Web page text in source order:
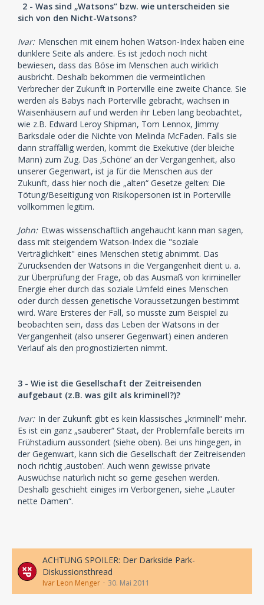
2 - Was sind „Watsons“ bzw. wie unterscheiden sie
sich von den Nicht-Watsons?
Ivar: Menschen mit einem hohen Watson-Index haben eine
dunklere Seite als andere. Es ist jedoch noch nicht
bewiesen, dass das Böse im Menschen auch wirklich
ausbricht. Deshalb bekommen die vermeintlichen
Verbrecher der Zukunft in Porterville eine zweite Chance. Sie
werden als Babys nach Porterville gebracht, wachsen in
Waisenhäusern auf und werden ihr Leben lang beobachtet,
wie z.B. Edward Leroy Shipman, Tom Lennox, Jimmy
Barksdale oder die Nichte von Melinda McFaden. Falls sie
dann straffällig werden, kommt die Exekutive (der bleiche
Mann) zum Zug. Das ‚Schöne’ an der Vergangenheit, also
unserer Gegenwart, ist ja für die Menschen aus der
Zukunft, dass hier noch die „alten“ Gesetze gelten: Die
Tötung/Beseitigung von Risikopersonen ist in Porterville
vollkommen legitim.
John: Etwas wissenschaftlich angehaucht kann man sagen,
dass mit steigendem Watson-Index die "soziale
Verträglichkeit" eines Menschen stetig abnimmt. Das
Zurücksenden der Watsons in die Vergangenheit dient u. a.
zur Überprüfung der Frage, ob das Ausmaß von krimineller
Energie eher durch das soziale Umfeld eines Menschen
oder durch dessen genetische Voraussetzungen bestimmt
wird. Wäre Ersteres der Fall, so müsste zum Beispiel zu
beobachten sein, dass das Leben der Watsons in der
Vergangenheit (also unserer Gegenwart) einen anderen
Verlauf als den prognostizierten nimmt.
3 - Wie ist die Gesellschaft der Zeitreisenden
aufgebaut (z.B. was gilt als kriminell?)?
Ivar: In der Zukunft gibt es kein klassisches „kriminell“ mehr.
Es ist ein ganz „sauberer“ Staat, der Problemfälle bereits im
Frühstadium aussondert (siehe oben). Bei uns hingegen, in
der Gegenwart, kann sich die Gesellschaft der Zeitreisenden
noch richtig ‚austoben’. Auch wenn gewisse private
Auswüchse natürlich nicht so gerne gesehen werden.
Deshalb geschieht einiges im Verborgenen, siehe „Lauter
nette Damen“.
ACHTUNG SPOILER: Der Darkside Park-
Diskussionsthread
Ivar Leon Menger 30. Mai 2011